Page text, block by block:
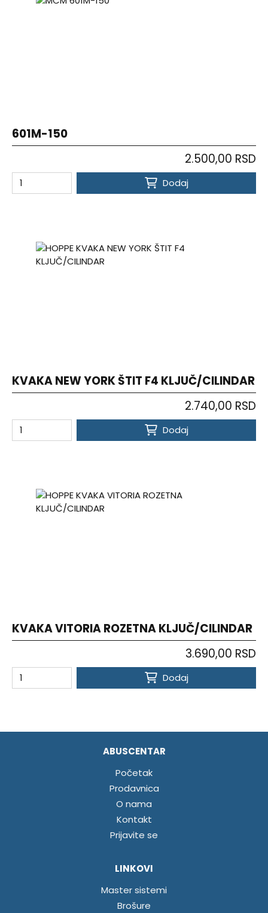
601M-150
2.500,00 RSD
Dodaj
KVAKA NEW YORK ŠTIT F4 KLJUČ/CILINDAR
2.740,00 RSD
Dodaj
KVAKA VITORIA ROZETNA KLJUČ/CILINDAR
3.690,00 RSD
Dodaj
ABUSCENTAR
Početak
Prodavnica
O nama
Kontakt
Prijavite se
LINKOVI
Master sistemi
Brošure